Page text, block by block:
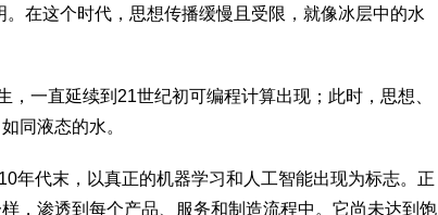
在这个时代，思想传播缓慢且受限，就像冰层中的水
，一直延续到21世纪初可编程计算出现；此时，思想、
同液态的水。
年代末，以真正的机器学习和人工智能出现为标志。正
，渗透到每个产品、服务和制造流程中。它尚未达到饱